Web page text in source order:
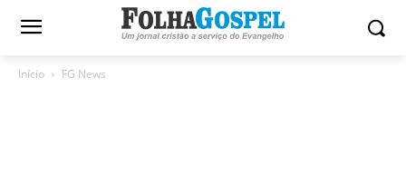
Início FG News